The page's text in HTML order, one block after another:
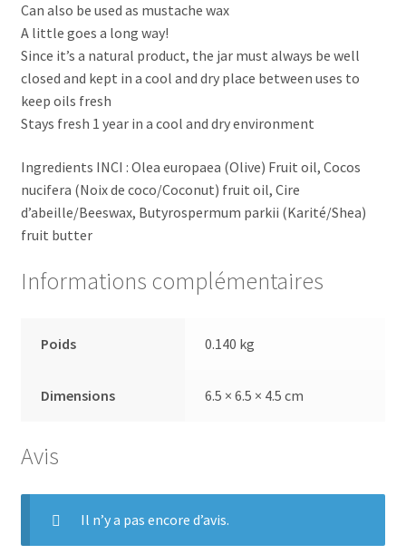
Can also be used as mustache wax
A little goes a long way!
Since it’s a natural product, the jar must always be well
closed and kept in a cool and dry place between uses to
keep oils fresh
Stays fresh 1 year in a cool and dry environment
Ingredients INCI : Olea europaea (Olive) Fruit oil, Cocos
nucifera (Noix de coco/Coconut) fruit oil, Cire
d’abeille/Beeswax, Butyrospermum parkii (Karité/Shea)
fruit butter
Informations complémentaires
Poids 0.140 kg
Dimensions 6.5 × 6.5 × 4.5 cm
Avis
Il n’y a pas encore d’avis.